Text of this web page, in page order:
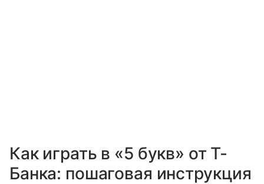
Как играть в «5 букв» от Т-
Банка: пошаговая инструкция